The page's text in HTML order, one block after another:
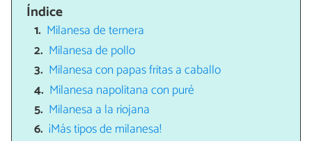
Índice
Milanesa de ternera
Milanesa de pollo
Milanesa con papas fritas a caballo
Milanesa napolitana con puré
Milanesa a la riojana
¡Más tipos de milanesa!